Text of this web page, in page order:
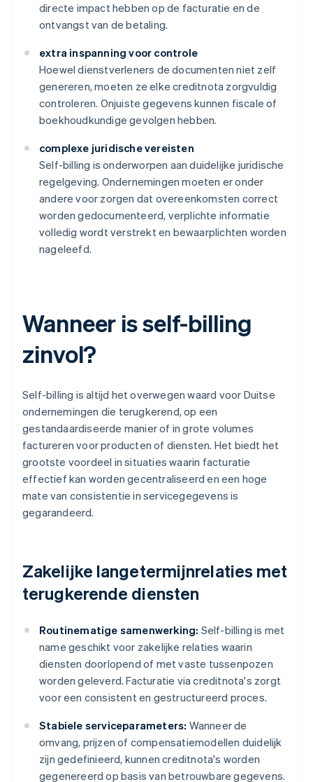
directe impact hebben op de facturatie en de
ontvangst van de betaling.
extra inspanning voor controle
Hoewel dienstverleners de documenten niet zelf
genereren, moeten ze elke creditnota zorgvuldig
controleren. Onjuiste gegevens kunnen fiscale of
boekhoudkundige gevolgen hebben.
complexe juridische vereisten
Self-billing is onderworpen aan duidelijke juridische
regelgeving. Ondernemingen moeten er onder
andere voor zorgen dat overeenkomsten correct
worden gedocumenteerd, verplichte informatie
volledig wordt verstrekt en bewaarplichten worden
nageleefd.
Wanneer is self-billing
zinvol?
Self-billing is altijd het overwegen waard voor Duitse
ondernemingen die terugkerend, op een
gestandaardiseerde manier of in grote volumes
factureren voor producten of diensten. Het biedt het
grootste voordeel in situaties waarin facturatie
effectief kan worden gecentraliseerd en een hoge
mate van consistentie in servicegegevens is
gegarandeerd.
Zakelijke langetermijnrelaties met
terugkerende diensten
Routinematige samenwerking: Self-billing is met
name geschikt voor zakelijke relaties waarin
diensten doorlopend of met vaste tussenpozen
worden geleverd. Facturatie via creditnota's zorgt
voor een consistent en gestructureerd proces.
Stabiele serviceparameters: Wanneer de
omvang, prijzen of compensatiemodellen duidelijk
zijn gedefinieerd, kunnen creditnota's worden
gegenereerd op basis van betrouwbare gegevens.